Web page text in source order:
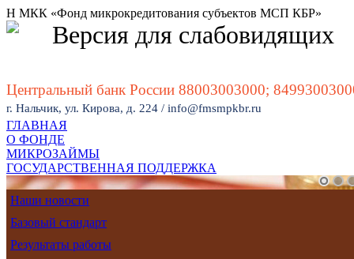
Н МКК «Фонд микрокредитования субъектов МСП КБР»
Версия для слабовидящих
Центральный банк России 88003003000;
г. Нальчик, ул. Кирова, д. 224 / info@fmsmpkbr.ru
ГЛАВНАЯ
О ФОНДЕ
МИКРОЗАЙМЫ
ГОСУДАРСТВЕННАЯ ПОДДЕРЖКА
Ставка от 7% до 18% годовых
Наши новости
Базовый стандарт
Результаты работы